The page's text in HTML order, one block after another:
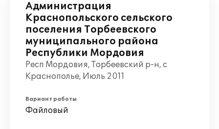
Администрация
Краснопольского сельского
поселения Торбеевского
муниципального района
Республики Мордовия
Респ Мордовия, Торбеевский р-н, с
Краснополье, Июль 2011
Вариант работы
Файловый